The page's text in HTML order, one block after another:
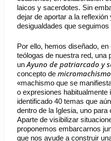
laicos y sacerdotes. Sin
dejar de aportar a la reflexión
desigualdades que
Por ello, hemos diseñado,
teólogas de nuestra red, una
unAyuno de patriarcado y
concepto de
«machismo que se
o expresiones
identificado 40 temas que
dentro de la Iglesia, uno
Aparte de visibilizar
proponemos embarcarnos
que nos ayude a construir